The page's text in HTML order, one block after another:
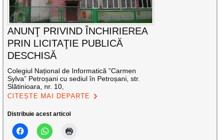
ANUNŢ PRIVIND ÎNCHIRIEREA
PRIN LICITAŢIE PUBLICĂ
DESCHISĂ
Colegiul Național de Informatică ”Carmen
Sylva” Petroșani cu sediul în Petroșani, str.
Slătinioara, nr. 10,
CITEȘTE MAI DEPARTE
Distribuie acest articol